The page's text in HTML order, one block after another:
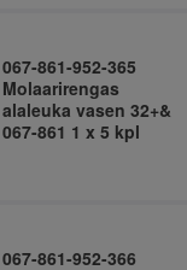
067-861-952-365
Molaarirengas
alaleuka vasen 32+&
067-861 1 x 5 kpl
067-861-952-366